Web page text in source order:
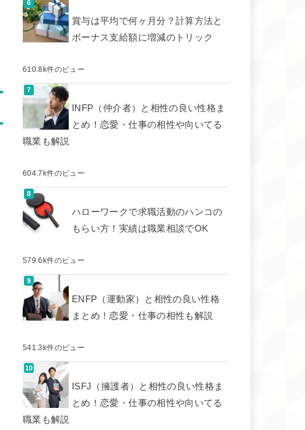
賞与は平均で何ヶ月分？計算方法と
ボーナス支給額に増減のトリック
610.8k件のビュー
INFP（仲介者）と相性の良い性格ま
とめ！恋愛・仕事の相性や向いてる
職業も解説
604.7k件のビュー
ハローワークで求職活動のハンコの
もらい方！実績は職業相談でOK
579.6k件のビュー
ENFP（運動家）と相性の良い性格
まとめ！恋愛・仕事の相性も解説
541.3k件のビュー
ISFJ（擁護者）と相性の良い性格ま
とめ！恋愛・仕事の相性や向いてる
職業も解説